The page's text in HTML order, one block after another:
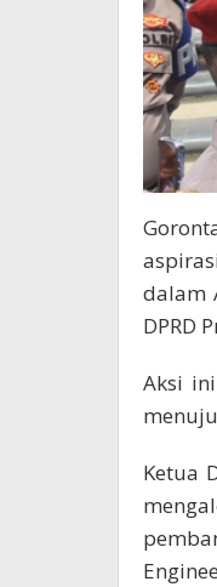
dalam
DPRD
Aksi
Ketua